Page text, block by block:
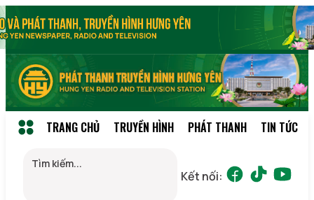
TRANG CHỦ TRUYỀN HÌNH PHÁT THANH TIN TỨC
Kết nối: